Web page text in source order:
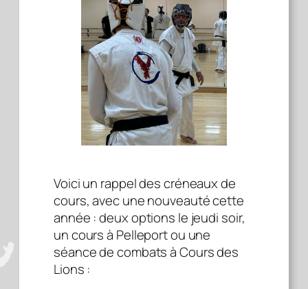
Voici un rappel des créneaux de
cours, avec une nouveauté cette
année : deux options le jeudi soir,
un cours à Pelleport ou une
séance de combats à Cours des
Lions :